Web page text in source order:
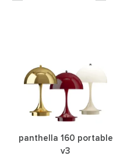
panthella 160 portable
v3